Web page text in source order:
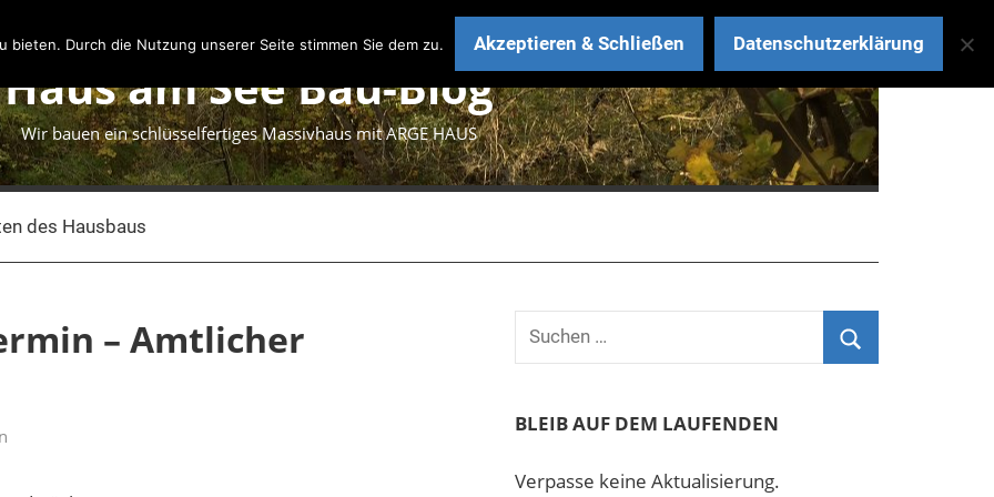
Haus am See Bau-Blog
Wir bauen ein schlüsselfertiges Massivhaus mit ARGE HAUS
des Hausbaus
– Amtlicher
BLEIB AUF DEM LAUFENDEN
Verpasse keine Aktualisierung.
Durch die Nutzung unserer Seite stimmen Sie dem zu. Akzeptieren & Schließen Datenschutzerklärung